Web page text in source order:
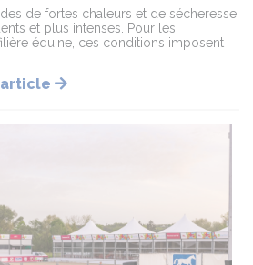
de fortes chaleurs et de sécheresse
et plus intenses. Pour les
équine, ces conditions imposent